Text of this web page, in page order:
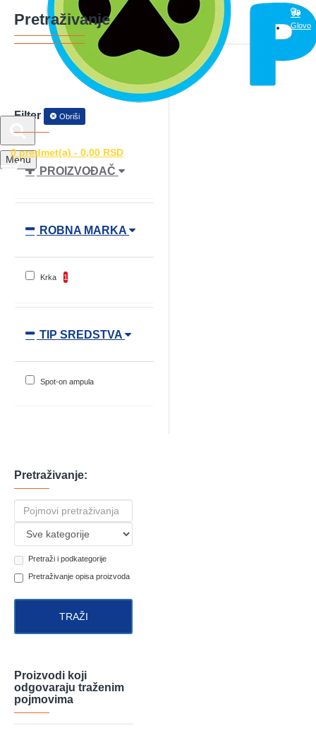
Glovo
Menu
0 predmet(a) - 0,00 RSD
Pretraživanje
Filter Obriši
PROIZVOĐAČ
ROBNA MARKA
Krka 1
TIP SREDSTVA
Spot-on ampula
Pretraživanje:
Pretraži i podkategorije
Pretraživanje opisa proizvoda
TRAŽI
Proizvodi koji
odgovaraju traženim
pojmovima